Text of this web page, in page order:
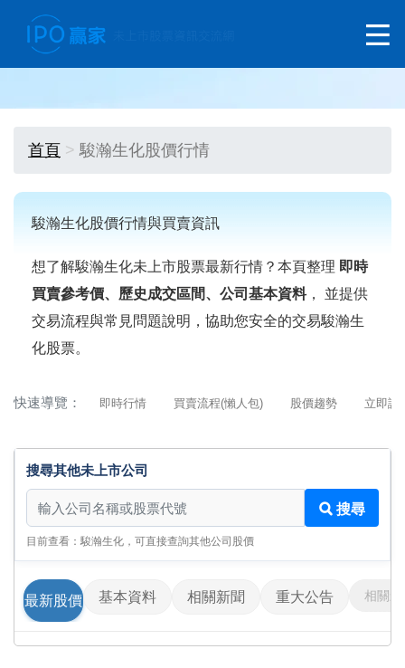
首頁 駿瀚生化股價行情
駿瀚生化股價行情與買賣資訊
想了解駿瀚生化未上市股票最新行情？本頁整理 即時
買賣參考價、歷史成交區間、公司基本資料， 並提供
交易流程與常見問題說明，協助您安全的交易駿瀚生
化股票。
快速導覽： 即時行情 買賣流程(懶人包) 股價趨勢 立即詢
搜尋其他未上市公司
搜尋其他未上市公司
搜尋
目前查看：駿瀚生化，可直接查詢其他公司股價
最新股價 基本資料 相關新聞 重大公告 相關影